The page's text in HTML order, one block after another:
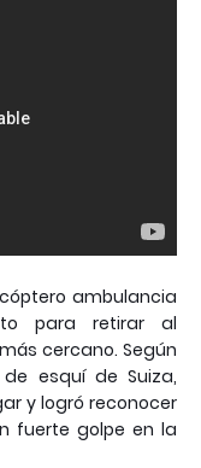
ambulancia
para retirar al
cercano. Según
esquí de Suiza,
y logró reconocer
fuerte golpe en la